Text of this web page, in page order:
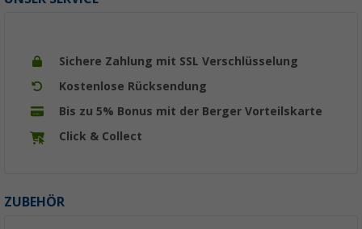
Sichere Zahlung mit SSL Verschlüsselung
Kostenlose Rücksendung
Bis zu 5% Bonus mit der Berger Vorteilskarte
Click & Collect
ZUBEHÖR